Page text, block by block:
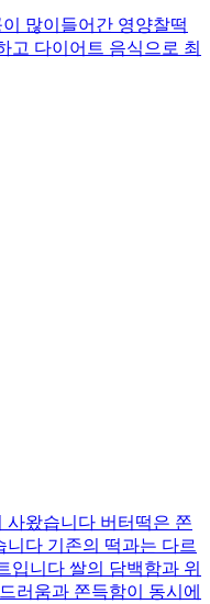
많이들어간 영양찰떡
고 다이어트 음식으로 최
사왔습니다 버터떡은 쫀
다 기존의 떡과는 다르
입니다 쌀의 담백함과 위
러움과 쫀득함이 동시에